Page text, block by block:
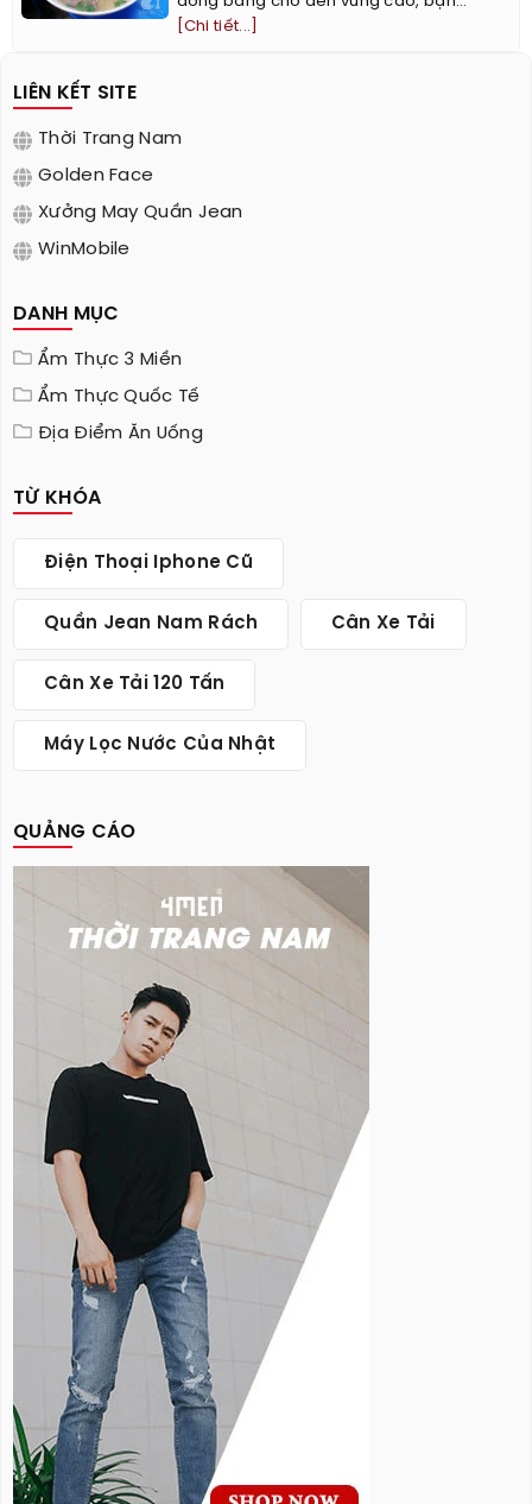
[Chi tiết...]
LIÊN KẾT SITE
Thời Trang Nam
Golden Face
Xưởng May Quần Jean
WinMobile
DANH MỤC
Ẩm Thực 3 Miền
Ẩm Thực Quốc Tế
Địa Điểm Ăn Uống
TỪ KHÓA
Điện Thoại Iphone Cũ
Quần Jean Nam Rách Cân Xe Tải
Cân Xe Tải 120 Tấn
Máy Lọc Nước Của Nhật
QUẢNG CÁO